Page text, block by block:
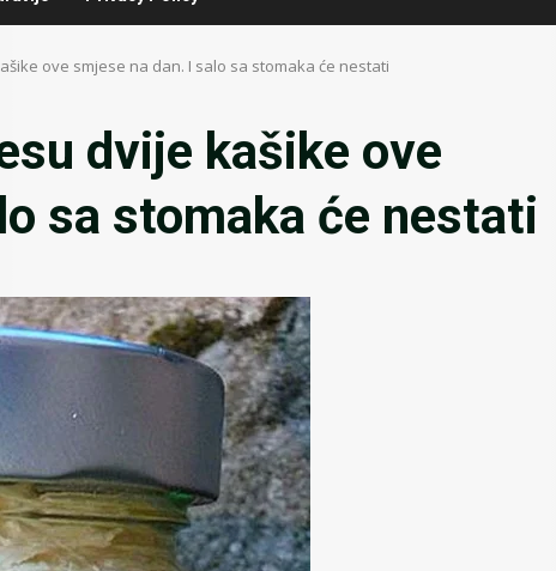
ove smjese na dan. I salo sa stomaka će nestati
dvije kašike ove
sa stomaka će nestati